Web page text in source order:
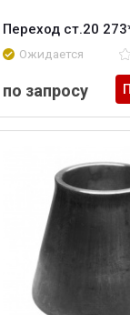
Переход ст.20
Ожидается
по запросу